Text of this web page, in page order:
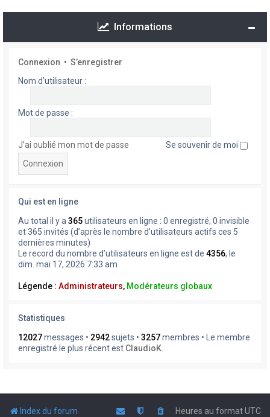
Informations
Connexion • S’enregistrer
Nom d’utilisateur :
Mot de passe :
J’ai oublié mon mot de passe Se souvenir de moi
Qui est en ligne
Au total il y a 365utilisateurs en ligne : 0 enregistré, 0 invisible
et 365 invités (d’après le nombre d’utilisateurs actifs ces 5
dernières minutes)
Le record du nombre d’utilisateurs en ligne est de 4356, le
dim. mai 17, 2026 7:33 am
Légende : Administrateurs, Modérateurs globaux
Statistiques
12027messages • 2942sujets • 3257membres • Le membre
enregistré le plus récent est ClaudioK
Index du forum Heures au formatUTC